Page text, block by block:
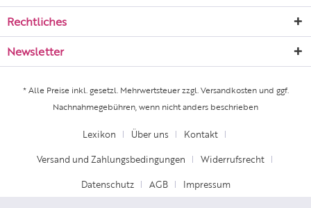
Rechtliches
Newsletter
* Alle Preise inkl. gesetzl. Mehrwertsteuer zzgl.Versandkostenund ggf.
Nachnahmegebühren, wenn nicht anders beschrieben
Lexikon Über uns Kontakt
Versand und Zahlungsbedingungen Widerrufsrecht
Datenschutz AGB Impressum